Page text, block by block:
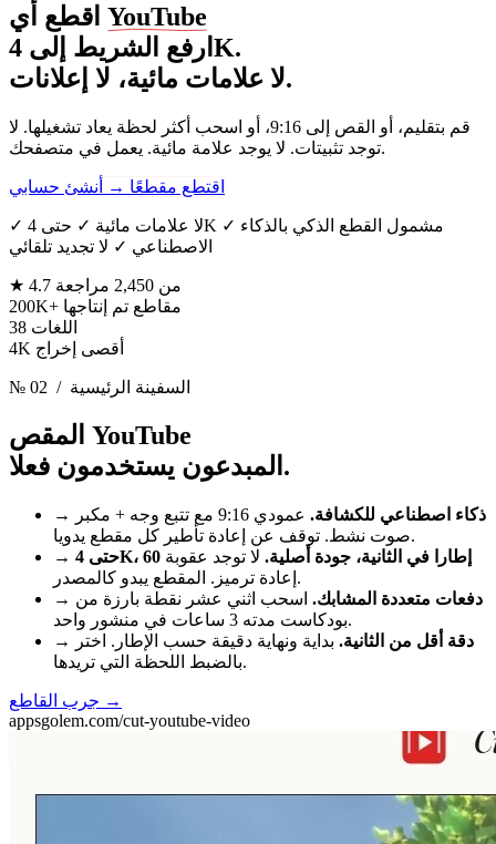
YouTube
ارفع الشريط إلى 4K.
لا علامات مائية، لا إعلانات.
قم بتقليم، أو القص إلى 9:16، أو اسحب أكثر لحظة يعاد تشغيلها. لا
توجد تثبيتات. لا يوجد علامة مائية. يعمل في متصفحك.
اقتطع مقطعًا → أنشئ حسابي
✓ لا علامات مائية ✓ حتى 4K ✓ مشمول القطع الذكي بالذكاء
الاصطناعي ✓ لا تجديد تلقائي
★ 4.7
من 2,450 مراجعة
200K+ مقاطع تم إنتاجها
38 اللغات
4K أقصى إخراج
№ 02 / السفينة الرئيسية
المقص YouTube
المبدعون يستخدمون فعلا.
→ ذكاء اصطناعي للكشافة.
عمودي 9:16 مع تتبع وجه + مكبر
صوت نشط. توقف عن إعادة تأطير كل مقطع يدويا.
→
حتى 4K، 60 إطارا في الثانية، جودة أصلية. لا توجد عقوبة
إعادة ترميز. المقطع يبدو كالمصدر.
→
دفعات متعددة المشابك. اسحب اثني عشر نقطة بارزة من
بودكاست مدته 3 ساعات في منشور واحد.
→
دقة أقل من الثانية. بداية ونهاية دقيقة حسب الإطار. اختر
بالضبط اللحظة التي تريدها.
→
appsgolem.com/cut-youtube-video